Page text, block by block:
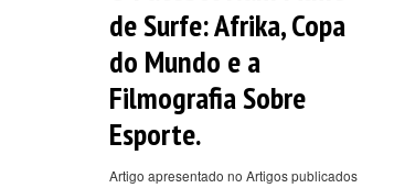
de Surfe: Afrika, Copa
do Mundo e a
Filmografia Sobre
Esporte.
Artigo apresentado no Artigos publicados